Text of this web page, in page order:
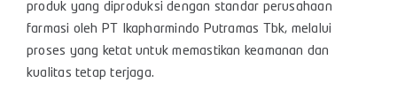
produk yang diproduksi dengan standar perusahaan
farmasi oleh PT Ikapharmindo Putramas Tbk, melalui
proses yang ketat untuk memastikan keamanan dan
kualitas tetap terjaga.